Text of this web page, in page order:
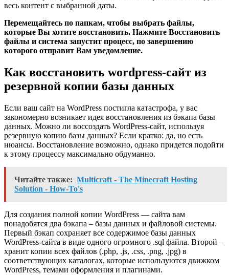
весь контент с выбранной даты.
Перемещайтесь по папкам, чтобы выбрать файлы,
которые Вы хотите восстановить. Нажмите Восстановить
файлы и система запустит процесс, по завершению
которого отправит Вам уведомление.
Как восстановить wordpress-сайт из
резервной копии базы данных
Если ваш сайт на WordPress постигла катастрофа, у вас
закономерно возникает идея восстановления из бэкапа базы
данных. Можно ли воссоздать WordPress-сайт, используя
резервную копию базы данных? Если кратко: да, но есть
нюансы. Восстановление возможно, однако придется подойти
к этому процессу максимально обдуманно.
Читайте также: Multicraft - The Minecraft Hosting
Solution - How-To's
Для создания полной копии WordPress — сайта вам
понадобятся два бэкапа – базы данных и файловой системы.
Первый бэкап сохраняет все содержимое базы данных
WordPress-сайта в виде одного огромного .sql файла. Второй –
хранит копии всех файлов (.php, .js, .css, .png, .jpg) в
соответствующих каталогах, которые используются движком
WordPress, темами оформления и плагинами.